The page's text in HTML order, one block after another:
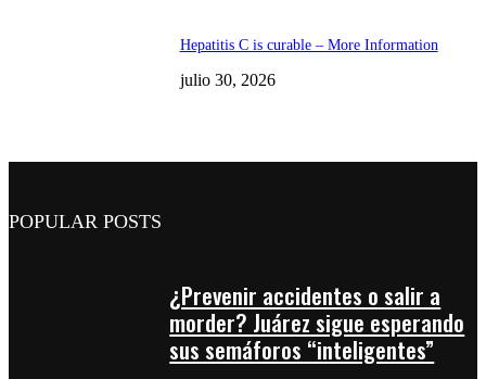
Hepatitis C is curable – More Information
julio 30, 2026
POPULAR POSTS
¿Prevenir accidentes o salir a
morder? Juárez sigue esperando
sus semáforos “inteligentes”